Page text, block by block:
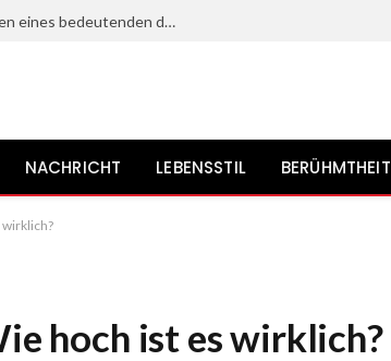
Heinz Bennent: Leben, Karriere und Vermögen eines bedeutenden deutschen Schauspielers?
NACHRICHT LEBENSSTIL BERÜHMTHEIT
wirklich?
hoch ist es wirklich?